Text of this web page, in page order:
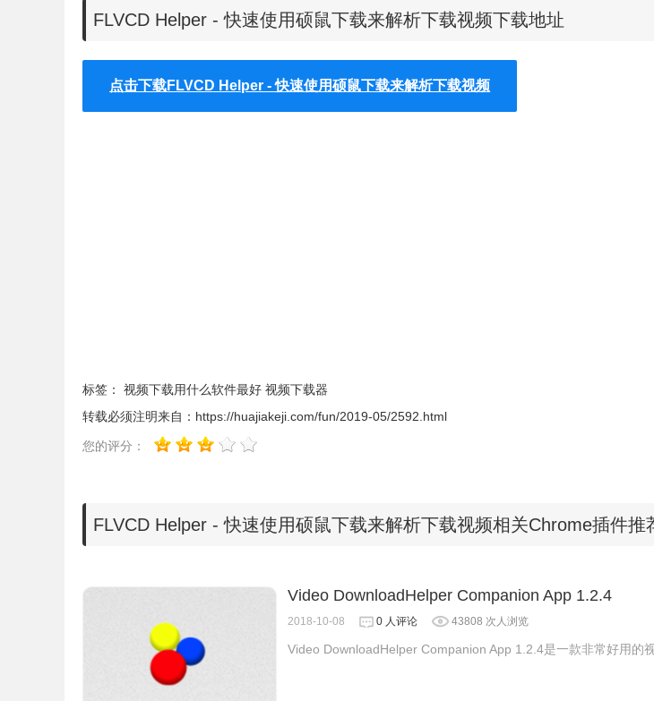
如果你无法访问Chrome应用商店，可以在本站下载，离线安装FLVCD Helper Chrome插件
歌浏览器中安装.crx扩展名的离线Chrome插件？
FLVCD Helper - 快速使用硕鼠下载来解析下载视频下载地址
点击下载FLVCD Helper - 快速使用硕鼠下载来解析下载视频
标签： 视频下载用什么软件最好 视频下载器
转载必须注明来自： https://huajiakeji.com/fun/2019-05/2592.html
您的评分：
FLVCD Helper - 快速使用硕鼠下载来解析下载视频相关Chrome插件推
Video DownloadHelper Companion App 1.2.4
2018-10-08 0 人评论 43808 次人浏览
Video DownloadHelper Companion App 1.2.4是一款非常好用的